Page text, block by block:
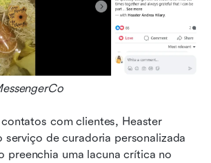
com clientes, Heaster
serviço de curadoria personalizada
preenchia uma lacuna crítica no